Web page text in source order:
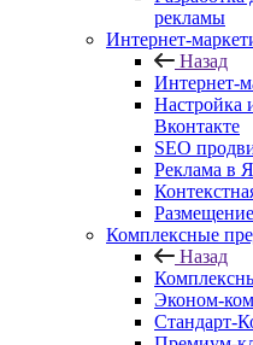
рекламы
Интернет-
Назад
Интернет-
Настройка
Вконтакте
SEO
Реклама в
Комплексные
Назад
Эконом-
Стандарт-